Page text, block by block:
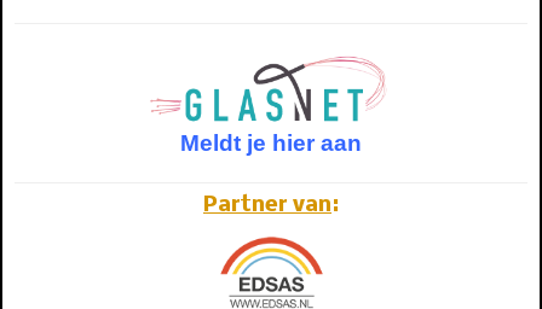
Meldt je hier aan
Partner van: